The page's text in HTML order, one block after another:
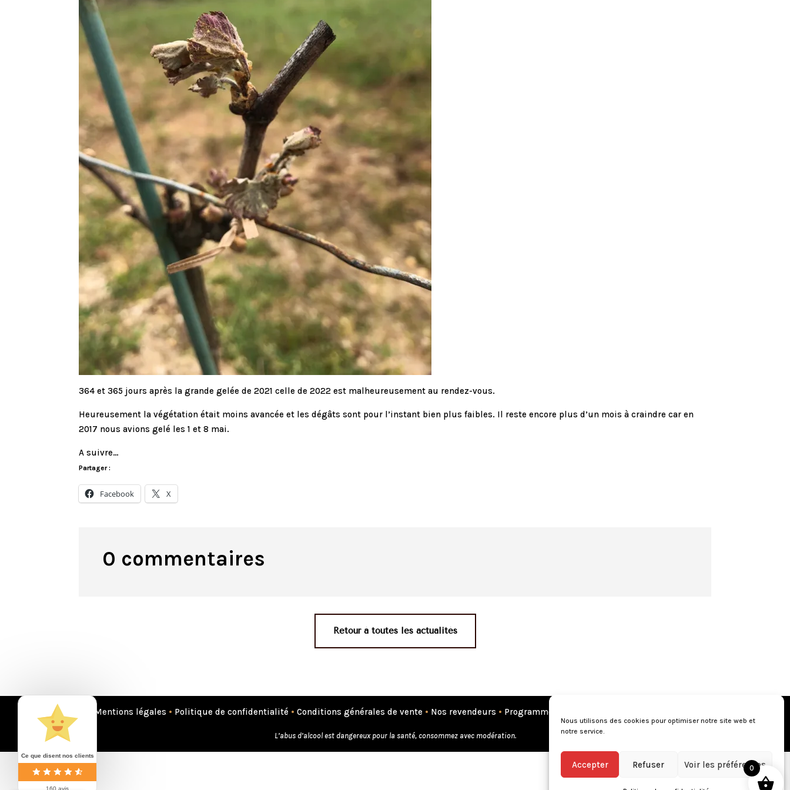
Nous utilisons des cookies pour optimiser notre site web et
notre service.
Accepter Refuser Voir les préférences
364 et 365 jours après la grande gelée de 2021 celle de 2022 est malheureusement au rendez-vous.
Heureusement la végétation était moins avancée et les dégâts sont pour l’instant bien plus faibles. Il reste encore plus d’un mois à craindre car en
2017 nous avions gelé les 1 et 8 mai.
A suivre…
Partager :
Facebook X
0 commentaires
Retour à toutes les actualités
Mentions légales • Politique de confidentialité • Conditions générales de vente • Nos revendeurs • Programme de fidélité
L’abus d’alcool est dangereux pour la santé, consommez avec modération.
0
Ce que disent nos clients
160 avis